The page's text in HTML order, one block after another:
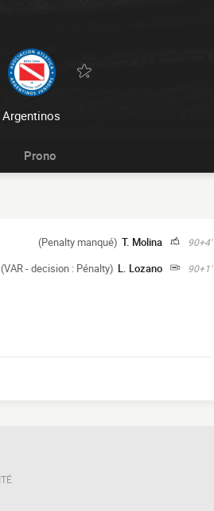
Argentinos
Prono
90+4'
T. Molina
(Penalty manqué)
90+1'
L. Lozano
(VAR - decision : Pénalty)